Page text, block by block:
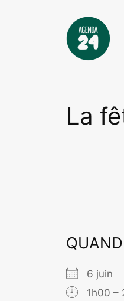
La
QUAND
6 juin
1h00 –